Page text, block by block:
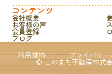
コンテンツ
会社概要
お客様の声
会員登録
ブログ
利用規約
プライバシ
© このまち不動産株式